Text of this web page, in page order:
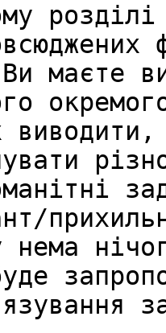
роздiлi
маєте
нема